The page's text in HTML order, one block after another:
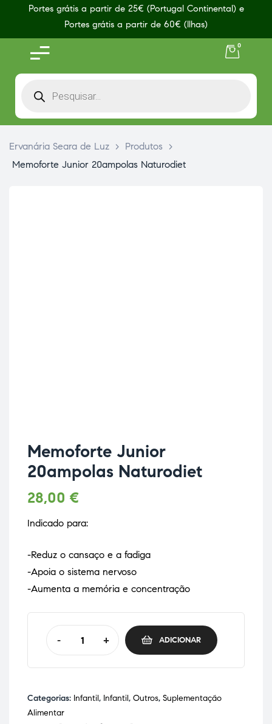
Portes grátis a partir de 25€ (Portugal Continental) e
Portes grátis a partir de 60€ (Ilhas)
0
Ervanária Seara de Luz > Produtos
>
Memoforte Junior 20ampolas Naturodiet
Memoforte Junior
20ampolas Naturodiet
28,00 €
Indicado para:
-Reduz o cansaço e a fadiga
-Apoia o sistema nervoso
-Aumenta a memória e concentração
- + ADICIONAR
Categorias: Infantil, Infantil, Outros, Suplementação
Alimentar